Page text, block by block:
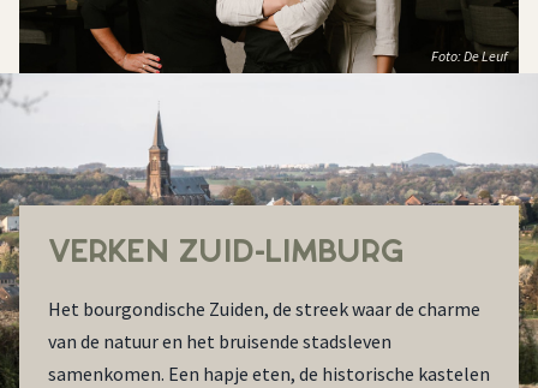
Foto: De Leuf
VERKEN ZUID-LIMBURG
Het bourgondische Zuiden, de streek waar de charme
van de natuur en het bruisende stadsleven
samenkomen. Een hapje eten, de historische kastelen